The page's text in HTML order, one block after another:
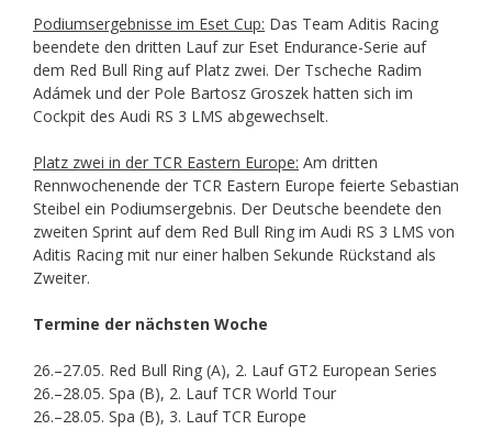
Podiumsergebnisse im Eset Cup: Das Team Aditis Racing
beendete den dritten Lauf zur Eset Endurance-Serie auf
dem Red Bull Ring auf Platz zwei. Der Tscheche Radim
Adámek und der Pole Bartosz Groszek hatten sich im
Cockpit des Audi RS 3 LMS abgewechselt.
Platz zwei in der TCR Eastern Europe: Am dritten
Rennwochenende der TCR Eastern Europe feierte Sebastian
Steibel ein Podiumsergebnis. Der Deutsche beendete den
zweiten Sprint auf dem Red Bull Ring im Audi RS 3 LMS von
Aditis Racing mit nur einer halben Sekunde Rückstand als
Zweiter.
Termine der nächsten Woche
26.–27.05. Red Bull Ring (A), 2. Lauf GT2 European Series
26.–28.05. Spa (B), 2. Lauf TCR World Tour
26.–28.05. Spa (B), 3. Lauf TCR Europe